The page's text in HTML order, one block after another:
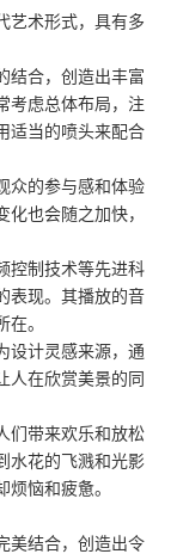
艺术形式，具有多
结合，创造出丰富
考虑总体布局，注
适当的喷头来配合
众的参与感和体验
也会随之加快，
控制技术等先进科
表现。其播放的音
。
设计灵感来源，通
人在欣赏美景的同
们带来欢乐和放松
水花的飞溅和光影
恼和疲惫。
美结合，创造出令